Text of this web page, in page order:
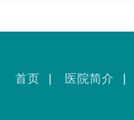
首页 医院简介